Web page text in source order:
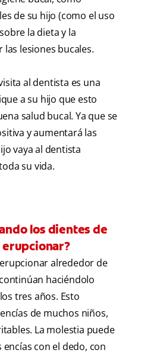
de su hijo (como el uso
la dieta y la
lesiones bucales.
al dentista es una
a su hijo que esto
salud bucal. Ya que se
y aumentará las
vaya al dentista
su vida.
los dientes de
alrededor de
haciéndolo
tres años. Esto
de muchos niños,
La molestia puede
con el dedo, con